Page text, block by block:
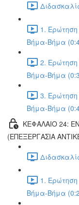
1.
Βήμα-Βήμα
2.
Βήμα-Βήμα
3.
Βήμα-Βήμα
ΚΕΦΑΛΑΙΟ 24:
(ΕΠΕΞΕΡΓΑΣΙΑ
1.
Βήμα-Βήμα